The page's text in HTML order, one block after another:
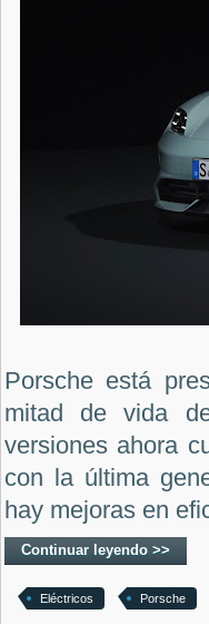
Porsche está
mitad de vida
versiones ahora
con la última
hay mejoras en
Continuar leyendo >>
Eléctricos Porsche